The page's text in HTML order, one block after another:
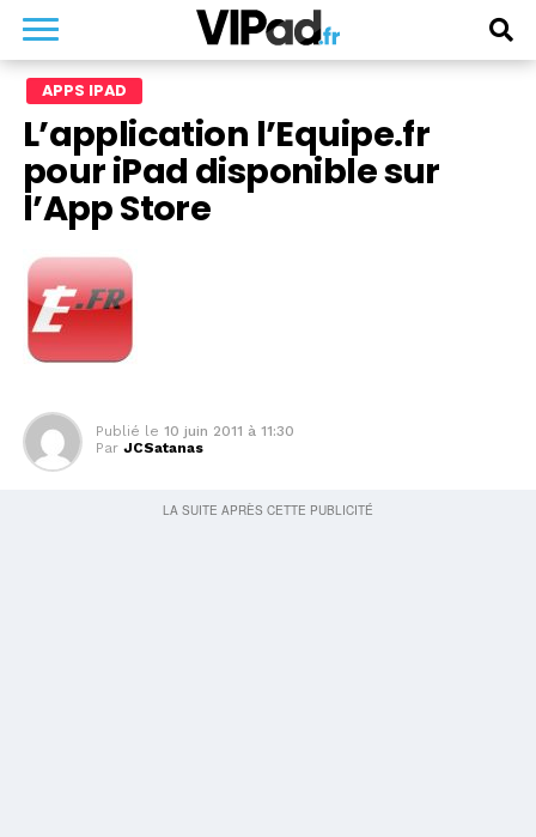
APPS IPAD
L’application l’Equipe.fr
pour iPad disponible sur
l’App Store
Publié le 10 juin 2011 à 11:30
Par JCSatanas